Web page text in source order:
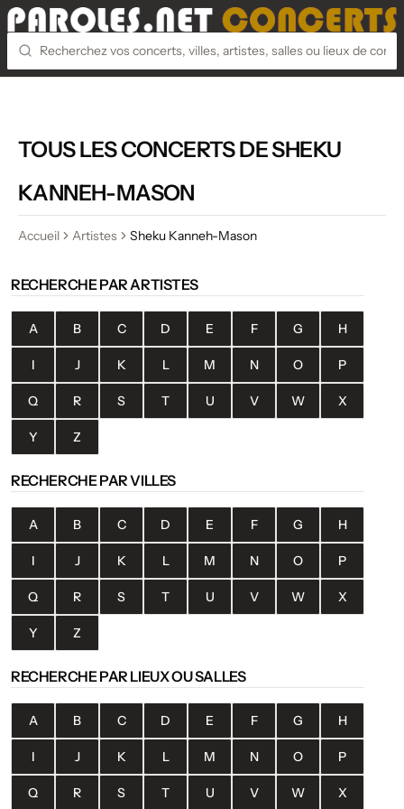
TOUS LES CONCERTS DE SHEKU
KANNEH-MASON
Accueil Artistes Sheku Kanneh-Mason
RECHERCHE PAR ARTISTES
A B C D E F G H
I J K L M N O P
Q R S T U V W X
Y Z
RECHERCHE PAR VILLES
A B C D E F G H
I J K L M N O P
Q R S T U V W X
Y Z
RECHERCHE PAR LIEUX OU SALLES
A B C D E F G H
I J K L M N O P
Q R S T U V W X